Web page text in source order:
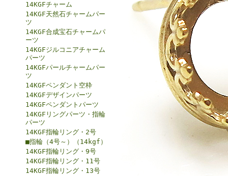
14KGFチャーム
14KGF天然石チャームパー
ツ
14KGF合成宝石チャームパ
ーツ
14KGFジルコニアチャーム
パーツ
14KGFパールチャームパー
ツ
14KGFペンダント空枠
14KGFデザインパーツ
14KGFペンダントパーツ
14KGFリングパーツ・指輪
パーツ
14KGF指輪リング・2号
■指輪（4号～）（14kgf）
14KGF指輪リング・9号
14KGF指輪リング・11号
14KGF指輪リング・13号